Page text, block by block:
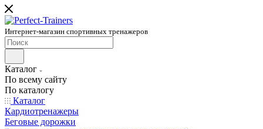
Интернет-магазин спортивных тренажеров
Каталог
По всему сайту
По каталогу
Каталог
Кардиотренажеры
Беговые дорожки